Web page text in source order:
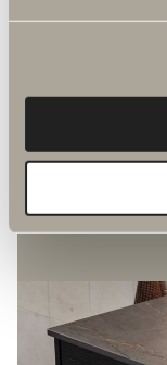
ovat jo
pyykkikorilla,
allaskaapin
saat